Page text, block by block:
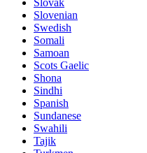
Slovenian
Swedish
Somali
Samoan
Scots Gaelic
Shona
Sindhi
Spanish
Sundanese
Swahili
Tajik